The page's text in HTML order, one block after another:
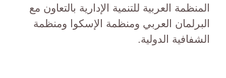
المنظمة العربية للتنمية الإدارية بالتعاون مع
البرلمان العربي ومنظمة الإسكوا ومنظمة
الشفافية الدولية.